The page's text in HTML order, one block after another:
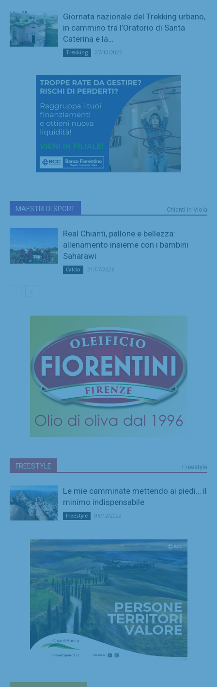
Giornata nazionale del Trekking urbano,
in cammino tra l’Oratorio di Santa
Caterina e la...
Trekking 27/10/2025
MAESTRI DI SPORT Chianti in Viola
Real Chianti, pallone e bellezza:
allenamento insieme con i bambini
Saharawi
Calcio 21/07/2026
FREESTYLE Freestyle
Le mie camminate mettendo ai piedi… il
minimo indispensabile
Freestyle 06/12/2022